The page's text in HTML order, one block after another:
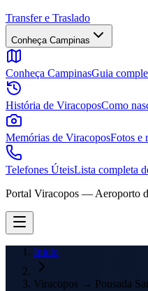
Transfer e Traslado
Conheça Campinas
Conheça CampinasGuia
História de ViracoposComo
Memórias de ViracoposFotos e
Telefones ÚteisLista completa
Portal Viracopos — Aeroporto
Início
Viracopos → Pousada